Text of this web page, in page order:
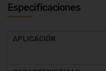
Especificaciones
APLICACIÓN